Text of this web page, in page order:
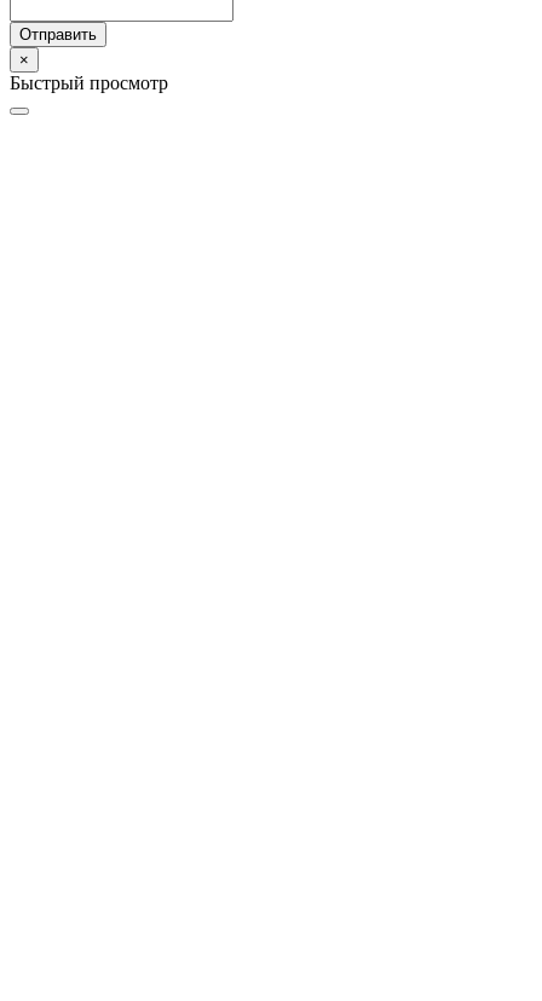
Отправить
×
Быстрый просмотр